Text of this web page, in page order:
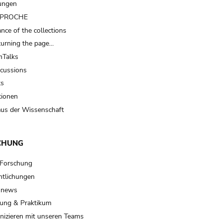
of the collections
the page…
der Wissenschaft
& Praktikum
mit unseren Teams